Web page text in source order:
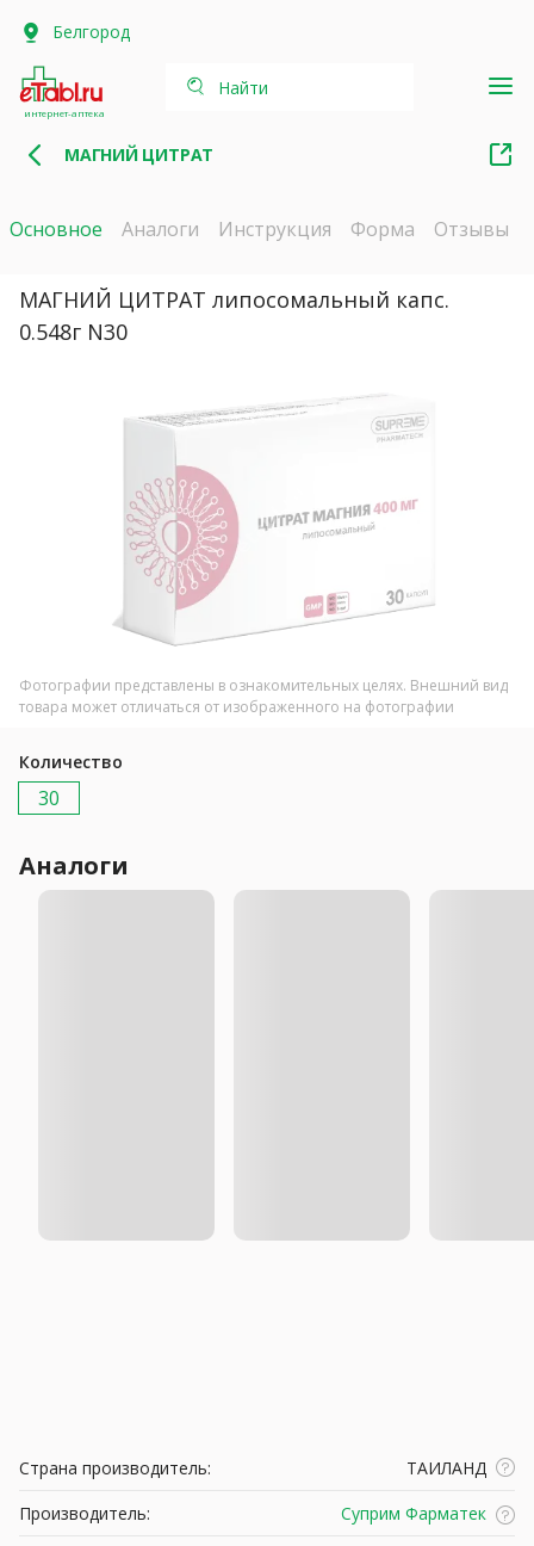
Белгород
интернет-аптека
Найти
МАГНИЙ ЦИТРАТ
Основное Аналоги Инструкция Форма Отзывы
МАГНИЙ ЦИТРАТ липосомальный капс.
0.548г N30
Фотографии представлены в ознакомительных целях. Внешний вид
товара может отличаться от изображенного на фотографии
Количество
30
Аналоги
Страна производитель:
ТАИЛАНД
Производитель:
Суприм Фарматек